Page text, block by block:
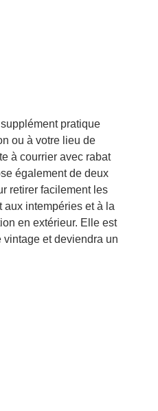
pratique
ou à votre lieu de
à courrier avec rabat
également de deux
retirer facilement les
aux intempéries et à la
en extérieur. Elle est
et deviendra un